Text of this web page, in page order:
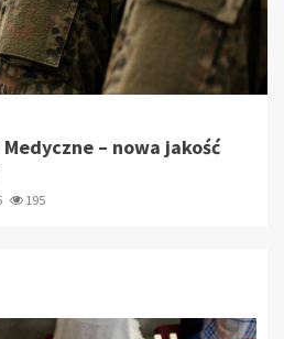
– nowa jakość
195